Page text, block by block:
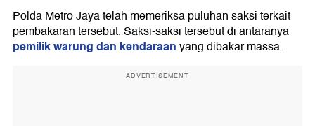
Polda Metro Jaya telah memeriksa puluhan saksi terkait
pembakaran tersebut. Saksi-saksi tersebut di antaranya
pemilik warung dan kendaraanyang dibakar massa.
ADVERTISEMENT